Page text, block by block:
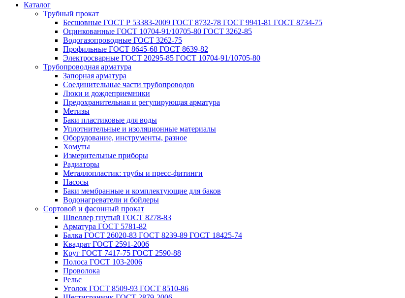
Каталог
Трубный прокат
Беcшовные ГОСТ Р 53383-2009 ГОСТ 8732-78 ГОСТ 9941-81 ГОСТ 8734-75
Оцинкованные ГОСТ 10704-91/10705-80 ГОСТ 3262-85
Водогазопроводные ГОСТ 3262-75
Профильные ГОСТ 8645-68 ГОСТ 8639-82
Электросварные ГОСТ 20295-85 ГОСТ 10704-91/10705-80
Трубопроводная арматура
Запорная арматура
Соединительные части трубопроводов
Люки и дождеприемники
Предохранительная и регулирующая арматура
Метизы
Баки пластиковые для воды
Уплотнительные и изоляционные материалы
Оборудование, инструменты, разное
Хомуты
Измерительные приборы
Радиаторы
Металлопластик: трубы и пресс-фитинги
Насосы
Баки мембранные и комплектующие для баков
Водонагреватели и бойлеры
Сортовой и фасонный прокат
Швеллер гнутый ГОСТ 8278-83
Арматура ГОСТ 5781-82
Балка ГОСТ 26020-83 ГОСТ 8239-89 ГОСТ 18425-74
Квадрат ГОСТ 2591-2006
Круг ГОСТ 7417-75 ГОСТ 2590-88
Полоса ГОСТ 103-2006
Проволока
Рельс
Уголок ГОСТ 8509-93 ГОСТ 8510-86